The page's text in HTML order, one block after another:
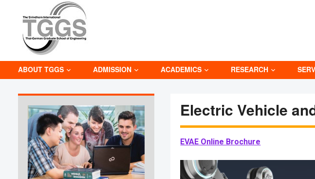
ABOUT TGGS ADMISSION ACADEMICS RESEARCH
Electric Vehicle
EVAE Online Brochure